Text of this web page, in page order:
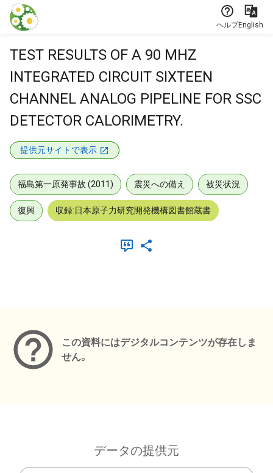
本文に飛ぶ
ヘルプEnglish
TEST RESULTS OF A 90 MHZ
INTEGRATED CIRCUIT SIXTEEN
CHANNEL ANALOG PIPELINE FOR SSC
DETECTOR CALORIMETRY.
提供元サイトで表示
福島第一原発事故 (2011) 震災への備え 被災状況
復興 収録:日本原子力研究開発機構図書館蔵書
この資料にはデジタルコンテンツが存在しま
せん。
データの提供元